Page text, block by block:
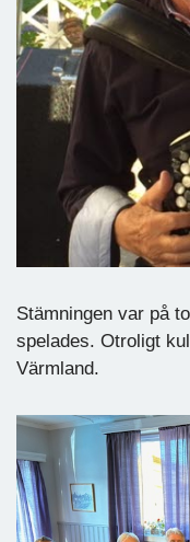
Stämningen var på
spelades. Otroligt
Värmland.